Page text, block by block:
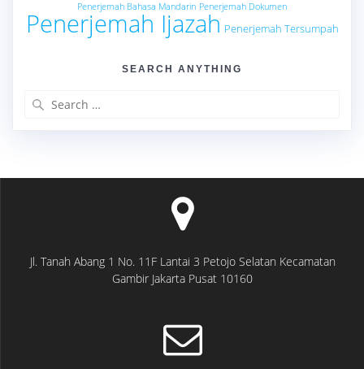
Penerjemah Bahasa Mandarin Penerjemah Dokumen
Penerjemah Ijazah Penerjemah Tersumpah
SEARCH ANYTHING
Jl. Tanah Abang 1 No. 11F Lantai 3 Petojo Selatan Kecamatan
Gambir Jakarta Pusat 10160